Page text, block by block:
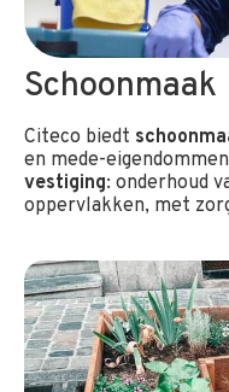
Schoonmaak
Citeco biedt
en mede-
vestiging: onderhoud
oppervlakken, met